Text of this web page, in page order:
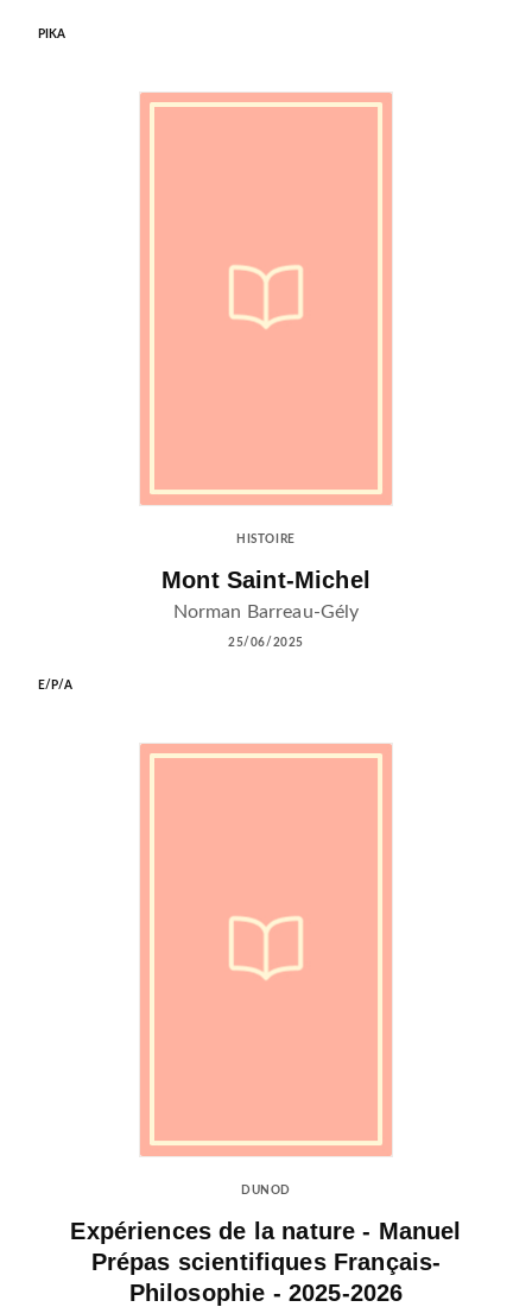
PIKA
HISTOIRE
Mont Saint-Michel
Norman Barreau-Gély
25/06/2025
E/P/A
DUNOD
Expériences de la nature - Manuel
Prépas scientifiques Français-
Philosophie - 2025-2026